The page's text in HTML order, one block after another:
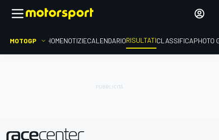
MOTOGP HOMENOTIZIECALENDARIORISULTATICLASSIFICAPHOTO